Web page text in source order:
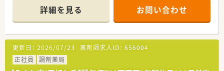
■整形外科をメインに応需しているため、
調剤経験の浅い方やブランクある方も慣れていただきやすい
環境です。
■処方箋は1日あたり100枚以上応需している環境ですが、
薬剤師は常時3～4名体制のため、安心してご就業いただけま
す♪
＼ こんな会社です ／
詳細を見る お問い合わせ
更新日： 2026/07/23 薬剤師求人ID： 656004
正社員
調剤薬局